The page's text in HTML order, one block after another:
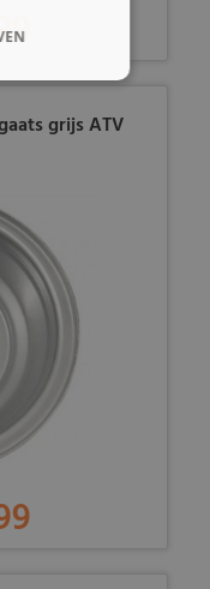
grijs ATV